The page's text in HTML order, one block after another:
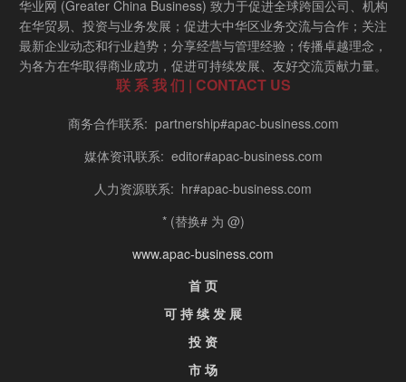
华业网 (Greater China Business) 致力于促进全球跨国公司、机构
在华贸易、投资与业务发展；促进大中华区业务交流与合作；关注
最新企业动态和行业趋势；分享经营与管理经验；传播卓越理念，
为各方在华取得商业成功，促进可持续发展、友好交流贡献力量。
联 系 我 们 | CONTACT US
商务合作联系: partnership#apac-business.com
媒体资讯联系: editor#apac-business.com
人力资源联系: hr#apac-business.com
* (替换# 为 @)
www.apac-business.com
首 页
可 持 续 发 展
投 资
市 场